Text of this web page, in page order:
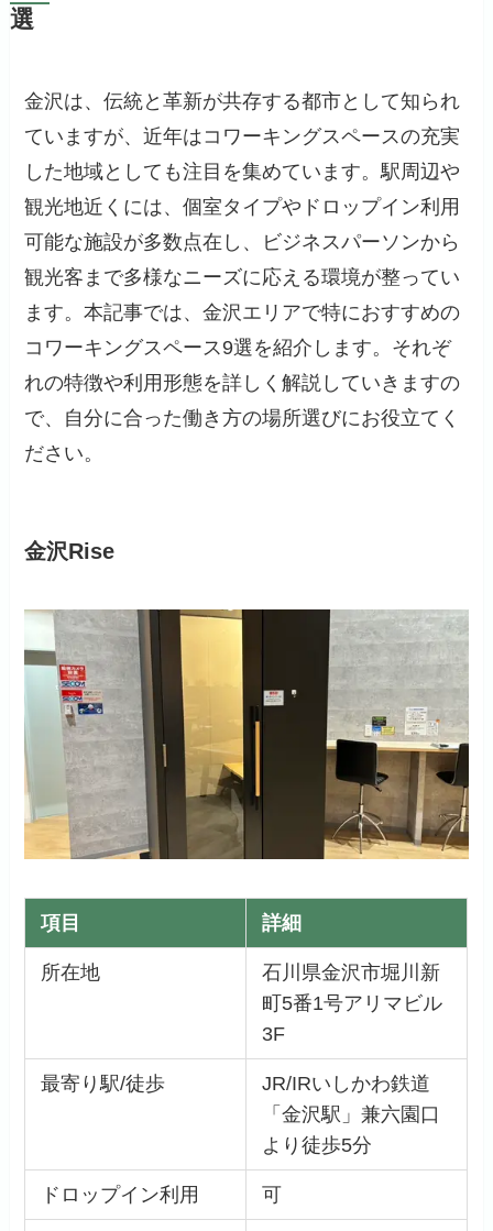
選
金沢は、伝統と革新が共存する都市として知られ
ていますが、近年はコワーキングスペースの充実
した地域としても注目を集めています。駅周辺や
観光地近くには、個室タイプやドロップイン利用
可能な施設が多数点在し、ビジネスパーソンから
観光客まで多様なニーズに応える環境が整ってい
ます。本記事では、金沢エリアで特におすすめの
コワーキングスペース9選を紹介します。それぞ
れの特徴や利用形態を詳しく解説していきますの
で、自分に合った働き方の場所選びにお役立てく
ださい。
金沢Rise
項目 詳細
所在地
石川県金沢市堀川新
町5番1号アリマビル
3F
最寄り駅/徒歩
JR/IRいしかわ鉄道
「金沢駅」兼六園口
より徒歩5分
ドロップイン利用 可